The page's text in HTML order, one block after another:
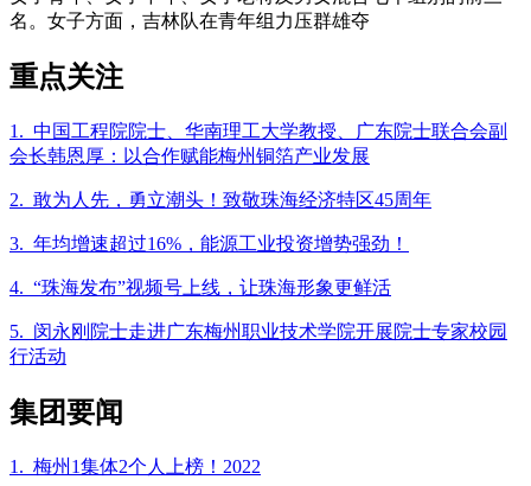
名。女子方面，吉林队在青年组力压群雄夺
重点关注
1. 中国工程院院士、华南理工大学教授、广东院士联合会副
会长韩恩厚：以合作赋能梅州铜箔产业发展
2. 敢为人先，勇立潮头！致敬珠海经济特区45周年
3. 年均增速超过16%，能源工业投资增势强劲！
4. “珠海发布”视频号上线，让珠海形象更鲜活
5. 闵永刚院士走进广东梅州职业技术学院开展院士专家校园
行活动
集团要闻
1. 梅州1集体2个人上榜！2022